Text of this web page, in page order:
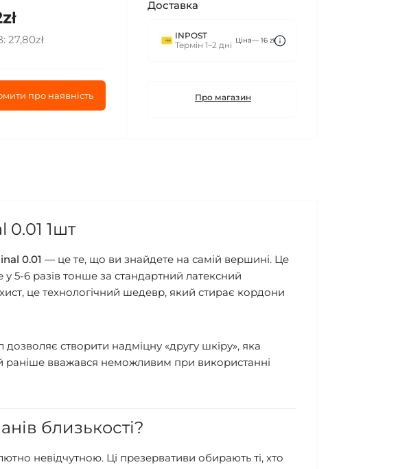
27,80zł
про наявність
Доставка
INPOST
Термін 1–2 дні Ціна— 16 zł
Про магазин
0.01 1шт
0.01 — це те, що ви знайдете на самій вершині. Це
у 5-6 разів тонше за стандартний латексний
це технологічний шедевр, який стирає кордони
дозволяє створити надміцну «другу шкіру», яка
раніше вважався неможливим при використанні
близькості?
невідчутною. Ці презервативи обирають ті, хто